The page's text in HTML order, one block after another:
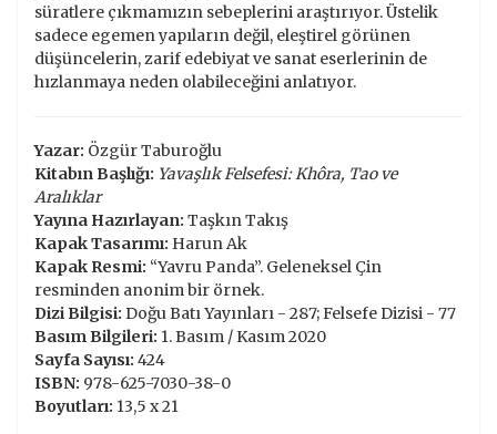
süratlere çıkmamızın sebeplerini araştırıyor. Üstelik
sadece egemen yapıların değil, eleştirel görünen
düşüncelerin, zarif edebiyat ve sanat eserlerinin de
hızlanmaya neden olabileceğini anlatıyor.
Yazar: Özgür Taburoğlu
Kitabın Başlığı: Yavaşlık Felsefesi: Khôra, Tao ve
Aralıklar
Yayına Hazırlayan: Taşkın Takış
Kapak Tasarımı: Harun Ak
Kapak Resmi: “Yavru Panda”. Geleneksel Çin
resminden anonim bir örnek.
Dizi Bilgisi: Doğu Batı Yayınları - 287; Felsefe Dizisi - 77
Basım Bilgileri: 1. Basım / Kasım 2020
Sayfa Sayısı: 424
ISBN: 978-625-7030-38-0
Boyutları: 13,5 x 21